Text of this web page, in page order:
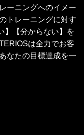
ーニングへのイメー
トレーニングに対す
】【分からない】を
は全力でお客
なたの目標達成を一